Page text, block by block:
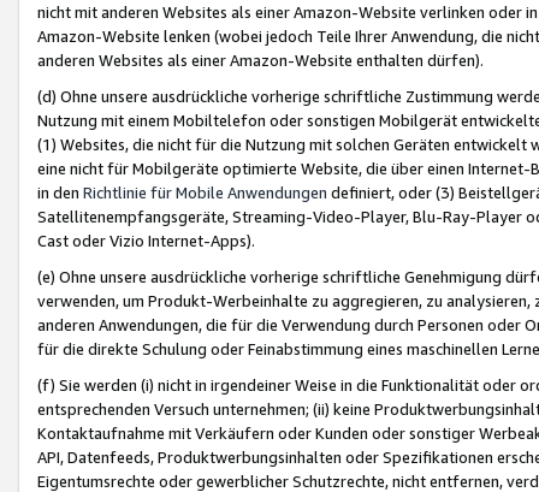
nicht mit anderen Websites als einer Amazon-Website verlinken oder
Amazon-Website lenken (wobei jedoch Teile Ihrer Anwendung, die
anderen Websites als einer Amazon-Website enthalten dürfen).
(d) Ohne unsere ausdrückliche vorherige schriftliche Zustimmung
Nutzung mit einem Mobiltelefon oder sonstigen Mobilgerät
(1) Websites, die nicht für die Nutzung mit solchen Geräten
eine nicht für Mobilgeräte optimierte Website, die über einen
in den Richtlinie für Mobile Anwendungen definiert, oder (3)
Satellitenempfangsgeräte, Streaming-Video-Player, Blu-Ray-Player
Cast oder Vizio Internet-Apps).
(e) Ohne unsere ausdrückliche vorherige schriftliche Genehmigung
verwenden, um Produkt-Werbeinhalte zu aggregieren, zu
anderen Anwendungen, die für die Verwendung durch Personen
für die direkte Schulung oder Feinabstimmung eines maschinellen
(f) Sie werden (i) nicht in irgendeiner Weise in die Funktionalität oder
entsprechenden Versuch unternehmen; (ii) keine
Kontaktaufnahme mit Verkäufern oder Kunden oder sonstiger
API, Datenfeeds, Produktwerbungsinhalten oder Spezifikationen
Eigentumsrechte oder gewerblicher Schutzrechte, nicht entfernen,